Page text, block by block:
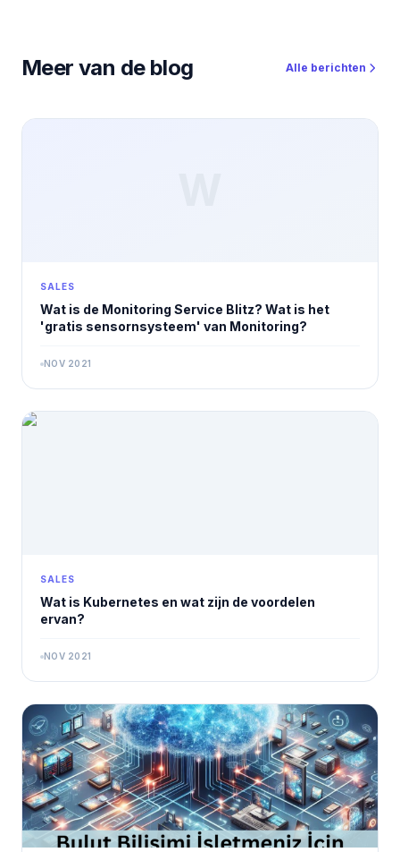
Meer van de blog Alle berichten
SALES
Wat is de Monitoring Service Blitz? Wat is het
'gratis sensornsysteem' van Monitoring?
NOV 2021
SALES
Wat is Kubernetes en wat zijn de voordelen
ervan?
NOV 2021